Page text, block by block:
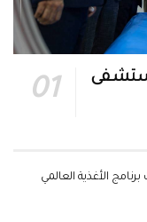
الأغذية العالمي